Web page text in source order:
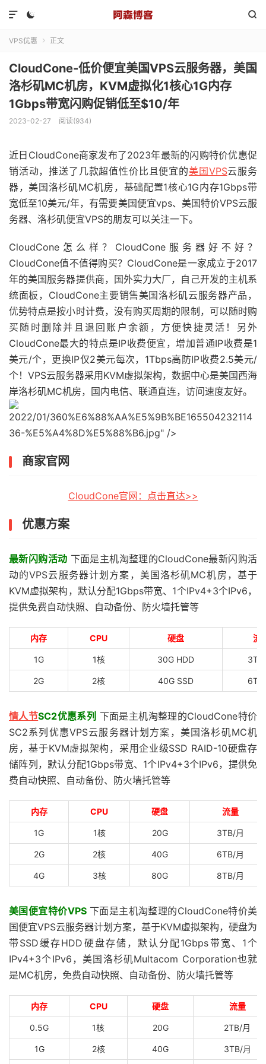
 

VPS优惠  正文
CloudCone-低价便宜美国VPS云服务器，美国
洛杉矶MC机房，KVM虚拟化1核心1G内存
1Gbps带宽闪购促销低至$10/年
2023-02-27 阅读(934)
近日CloudCone商家发布了2023年最新的闪购特价优惠促
销活动，推送了几款超值性价比且便宜的美国VPS云服务
器，美国洛杉矶MC机房，基础配置1核心1G内存1Gbps带
宽低至10美元/年，有需要美国便宜vps、美国特价VPS云服
务器、洛杉矶便宜VPS的朋友可以关注一下。
CloudCone怎么样？CloudCone服务器好不好？
CloudCone值不值得购买？CloudCone是一家成立于2017
年的美国服务器提供商，国外实力大厂，自己开发的主机系
统面板，CloudCone主要销售美国洛杉矶云服务器产品，
优势特点是按小时计费，没有购买周期的限制，可以随时购
买随时删除并且退回账户余额，方便快捷灵活！另外
CloudCone最大的特点是IP收费便宜，增加普通IP收费是1
美元/个，更换IP仅2美元每次，1Tbps高防IP收费2.5美元/
个！VPS云服务器采用KVM虚拟架构，数据中心是美国西海
岸洛杉矶MC机房，国内电信、联通直连，访问速度友好。
2022/01/360%E6%88%AA%E5%9B%BE165504232114
36-%E5%A4%8D%E5%88%B6.jpg" />
商家官网
CloudCone官网：点击直达>>
优惠方案
最新闪购活动 下面是主机淘整理的CloudCone最新闪购活
动的VPS云服务器计划方案，美国洛杉矶MC机房，基于
KVM虚拟架构，默认分配1Gbps带宽、1个IPv4+3个IPv6，
提供免费自动快照、自动备份、防火墙托管等
内存 CPU 硬盘 流
1G 1核 30G HDD
2G 2核 40G SSD
情人节SC2优惠系列 下面是主机淘整理的CloudCone特价
SC2系列优惠VPS云服务器计划方案，美国洛杉矶MC机
房，基于KVM虚拟架构，采用企业级SSD RAID-10硬盘存
储阵列，默认分配1Gbps带宽、1个IPv4+3个IPv6，提供免
费自动快照、自动备份、防火墙托管等
内存 CPU 硬盘 流量
1G 1核 20G 3TB/月
2G 2核 40G 6TB/月
4G 3核 80G 8TB/月
美国便宜特价VPS下面是主机淘整理的CloudCone特价美
国便宜VPS云服务器计划方案，基于KVM虚拟架构，硬盘为
带SSD缓存HDD硬盘存储，默认分配1Gbps带宽、1个
IPv4+3个IPv6，美国洛杉矶Multacom Corporation也就
是MC机房，免费自动快照、自动备份、防火墙托管等
内存 CPU 硬盘 流量
0.5G 1核 20G 2TB/月
1G 2核 40G 3TB/月